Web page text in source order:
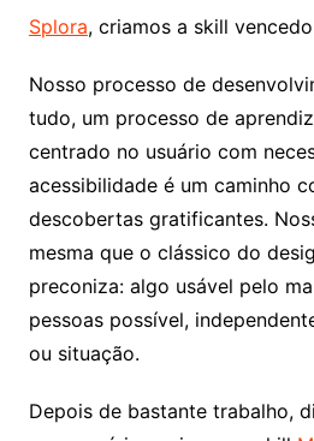
Splora, criamos a skill
Nosso processo de
tudo, um processo de
centrado no usuário com
acessibilidade é um caminho
descobertas gratificantes.
mesma que o clássico do
preconiza: algo usável pelo
pessoas possível,
ou situação.
Depois de bastante trabalho,